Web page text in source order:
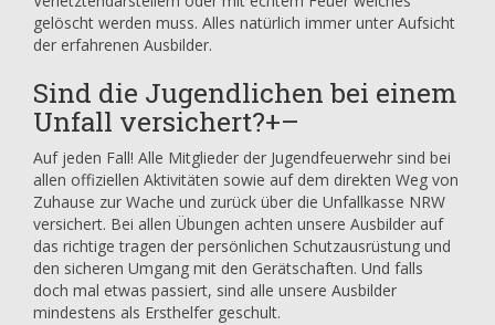
gelöscht werden muss. Alles natürlich immer unter Aufsicht
der erfahrenen Ausbilder.
Sind die Jugendlichen bei einem
Unfall versichert?+–
Auf jeden Fall! Alle Mitglieder der Jugendfeuerwehr sind bei
allen offiziellen Aktivitäten sowie auf dem direkten Weg von
Zuhause zur Wache und zurück über die Unfallkasse NRW
versichert. Bei allen Übungen achten unsere Ausbilder auf
das richtige tragen der persönlichen Schutzausrüstung und
den sicheren Umgang mit den Gerätschaften. Und falls
doch mal etwas passiert, sind alle unsere Ausbilder
mindestens als Ersthelfer geschult.